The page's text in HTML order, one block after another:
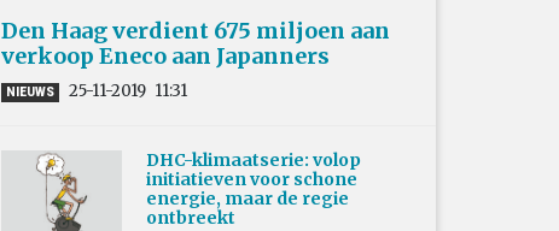
Den Haag verdient 675 miljoen aan
verkoop Eneco aan Japanners
NIEUWS 25-11-2019 11:31
DHC-klimaatserie: volop
initiatieven voor schone
energie, maar de regie
ontbreekt